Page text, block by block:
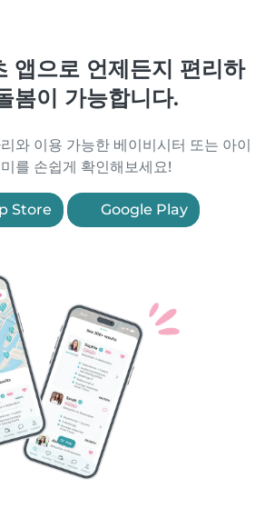
앱으로 언제든지 편리하
봄이 가능합니다.
와 이용 가능한 베이비시터 또는 아이
를 손쉽게 확인해보세요!
Store Google Play